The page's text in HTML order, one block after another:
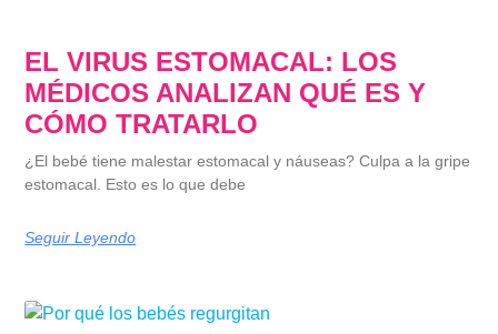
EL VIRUS ESTOMACAL: LOS
MÉDICOS ANALIZAN QUÉ ES Y
CÓMO TRATARLO
¿El bebé tiene malestar estomacal y náuseas? Culpa a la gripe
estomacal. Esto es lo que debe
Seguir Leyendo